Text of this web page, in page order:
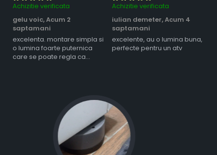
Achizitie verificata
gelu voic,Acum 2
saptamani
excelenta. montare simpla si
o lumina foarte puternica
care se poate regla ca
Achizitie verificata
iulian demeter,Acum 4
saptamani
excelente, au o lumina buna,
perfecte pentru un atv